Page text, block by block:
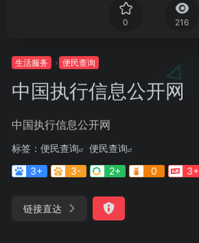
0 216
生活服务 便民查询
中国执行信息公开网
中国执行信息公开网
标签： 便民查询
便民查询
3+
3- 2+ 0 3+
链接直达